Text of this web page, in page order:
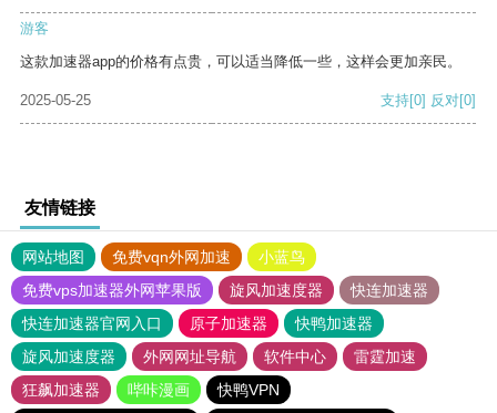
游客
这款加速器app的价格有点贵，可以适当降低一些，这样会更加亲民。
2025-05-25 支持[0] 反对[0]
友情链接
网站地图 免费vqn外网加速
小蓝鸟
免费vps加速器外网苹果版
旋风加速度器
快连加速器
快连加速器官网入口
原子加速器
快鸭加速器
旋风加速度器
外网网址导航 软件中心
雷霆加速
狂飙加速器
哔咔漫画
快鸭VPN